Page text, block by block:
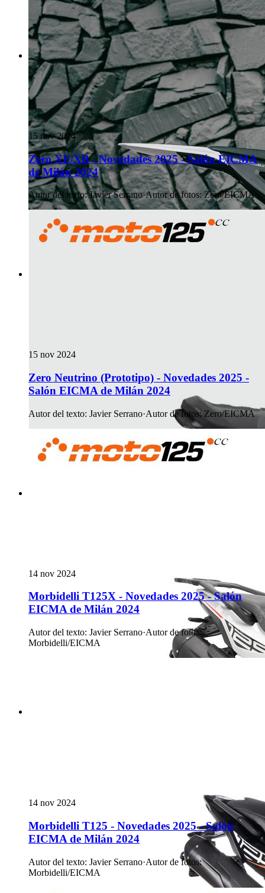
15 nov 2024
Zero XE/XB - Novedades 2025 - Salón EICMA
de Milán 2024
Autor del texto: Javier Serrano·Autor de fotos: Zero/EICMA
15 nov 2024
Zero Neutrino (Prototipo) - Novedades 2025 -
Salón EICMA de Milán 2024
Autor del texto: Javier Serrano·Autor de fotos: Zero/EICMA
14 nov 2024
Morbidelli T125X - Novedades 2025 - Salón
EICMA de Milán 2024
Autor del texto: Javier Serrano·Autor de fotos:
Morbidelli/EICMA
14 nov 2024
Morbidelli T125 - Novedades 2025 - Salón
EICMA de Milán 2024
Autor del texto: Javier Serrano·Autor de fotos:
Morbidelli/EICMA